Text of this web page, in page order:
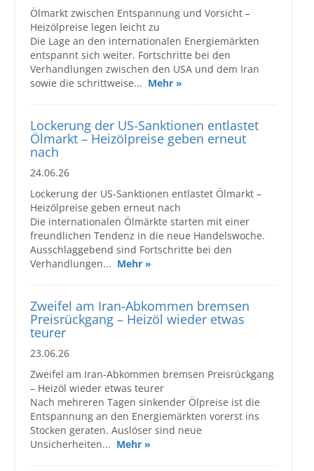
Händler
Hilfe und Kontakt
Shop
Ölmarkt zwischen Entspannung und Vorsicht –
Heizölpreise legen leicht zu
Die Lage an den internationalen Energiemärkten
entspannt sich weiter. Fortschritte bei den
Verhandlungen zwischen den USA und dem Iran
sowie die schrittweise... Mehr »
Lockerung der US-Sanktionen entlastet
Ölmarkt – Heizölpreise geben erneut
nach
24.06.26
Lockerung der US-Sanktionen entlastet Ölmarkt –
Heizölpreise geben erneut nach
Die internationalen Ölmärkte starten mit einer
freundlichen Tendenz in die neue Handelswoche.
Ausschlaggebend sind Fortschritte bei den
Verhandlungen... Mehr »
Zweifel am Iran-Abkommen bremsen
Preisrückgang – Heizöl wieder etwas
teurer
23.06.26
Zweifel am Iran-Abkommen bremsen Preisrückgang
– Heizöl wieder etwas teurer
Nach mehreren Tagen sinkender Ölpreise ist die
Entspannung an den Energiemärkten vorerst ins
Stocken geraten. Auslöser sind neue
Unsicherheiten... Mehr »